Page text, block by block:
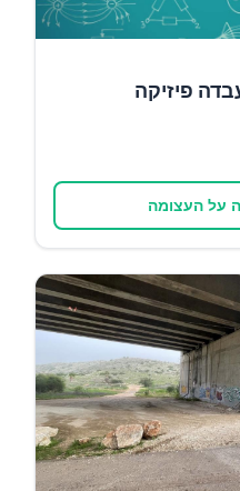
פיזיקה
על העצומה